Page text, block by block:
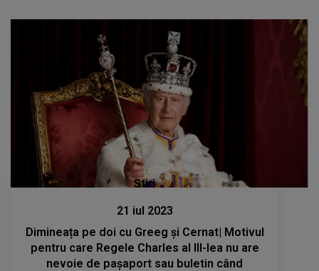
Stiri
21 iul 2023
Dimineața pe doi cu Greeg și Cernat| Motivul
pentru care Regele Charles al III-lea nu are
nevoie de pașaport sau buletin când